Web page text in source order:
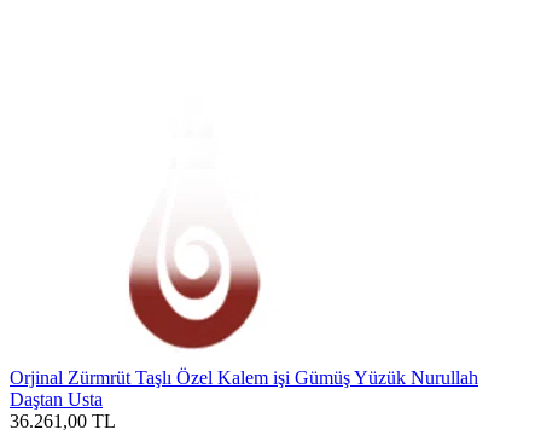
Orjinal Zürmrüt Taşlı Özel Kalem işi Gümüş Yüzük Nurullah
Daştan Usta
36.261,00 TL